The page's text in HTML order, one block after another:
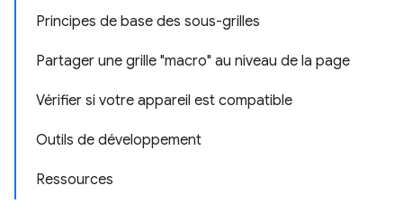
Principes de base des sous-grilles
Partager une grille "macro" au niveau de la page
Vérifier si votre appareil est compatible
Outils de développement
Ressources